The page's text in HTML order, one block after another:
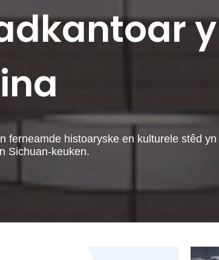
ferneamde histoaryske en kulturele stêd
Sichuan-keuken.